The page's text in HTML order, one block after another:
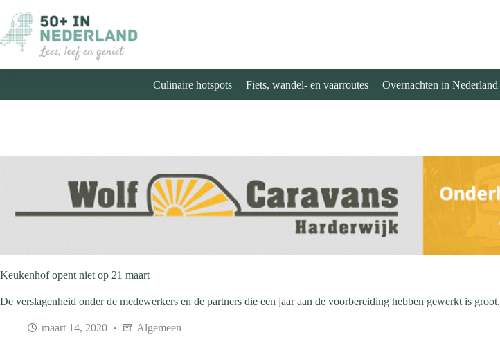
naar
de
inhoud
Culinaire hotspots Fiets, wandel- en vaarroutes Overnachten in Nederland
Keukenhof opent niet op 21 maart
De verslagenheid onder de medewerkers en de partners die een jaar aan de voorbereiding hebben gewerkt is groot.
maart 14, 2020 Algemeen